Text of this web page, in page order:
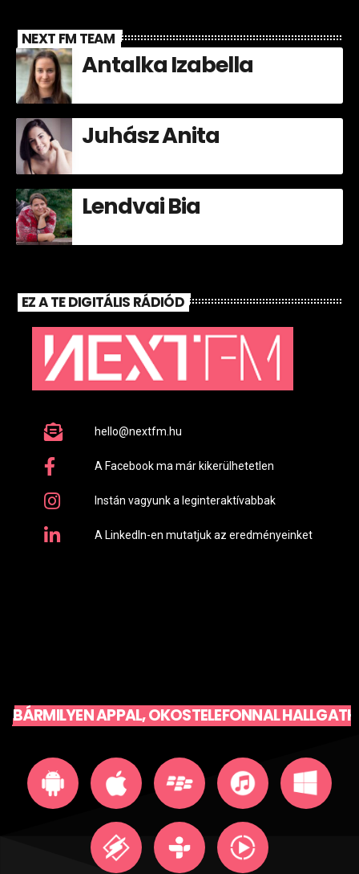
NEXT FM TEAM
Antalka Izabella
Juhász Anita
Lendvai Bia
EZ A TE DIGITÁLIS RÁDIÓD
hello@nextfm.hu
A Facebook ma már kikerülhetetlen
Instán vagyunk a leginteraktívabbak
A LinkedIn-en mutatjuk az eredményeinket
BÁRMILYEN APPAL, OKOSTELEFONNAL